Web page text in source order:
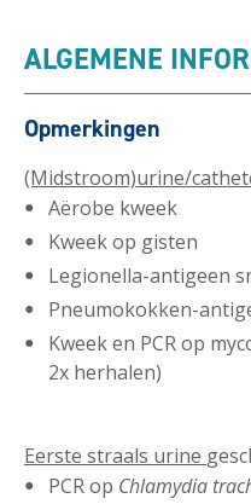
ALGEMENE
Opmerkingen
(Midstroom)urine/
Aërobe kweek
Kweek op gisten
Legionella-antigeen
Pneumokokken-
Kweek en PCR op
2x herhalen)
Eerste straals urine
PCR op Chlamydia